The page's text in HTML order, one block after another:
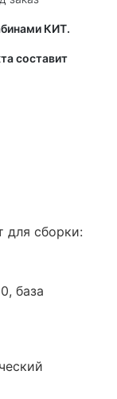
КИТ.
составит
для сборки:
база